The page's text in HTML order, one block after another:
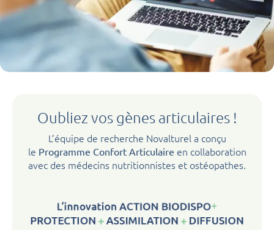
Oubliez vos gènes articulaires !
L’équipe de recherche Novalturel a conçu
le Programme Confort Articulaire en collaboration
avec des médecins nutritionnistes et ostéopathes.